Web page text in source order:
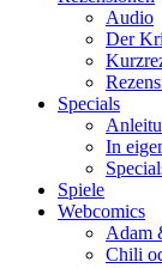
Audio
Der
Specials
In
Spiele
Webcomics
Adam
Chili